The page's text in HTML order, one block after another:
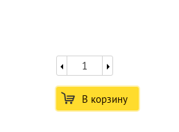
В корзину